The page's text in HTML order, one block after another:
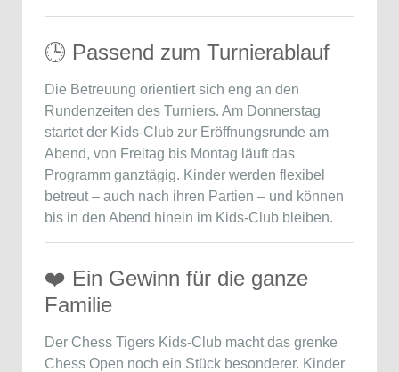
🕒 Passend zum Turnierablauf
Die Betreuung orientiert sich eng an den
Rundenzeiten des Turniers. Am Donnerstag
startet der Kids-Club zur Eröffnungsrunde am
Abend, von Freitag bis Montag läuft das
Programm ganztägig. Kinder werden flexibel
betreut – auch nach ihren Partien – und können
bis in den Abend hinein im Kids-Club bleiben.
❤️ Ein Gewinn für die ganze
Familie
Der Chess Tigers Kids-Club macht das grenke
Chess Open noch ein Stück besonderer. Kinder